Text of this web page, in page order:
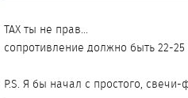
ТАХ ты не прав...
сопротивление должно быть 22-
P.S. Я бы начал с простого,